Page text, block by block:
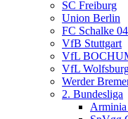
SC Freiburg
Union Berlin
FC Schalke 04
VfB Stuttgart
VfL
VfL
Werder
2. Bundesliga